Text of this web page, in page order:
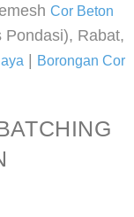
Cor Beton
Pondasi), Rabat,
Borongan Cor